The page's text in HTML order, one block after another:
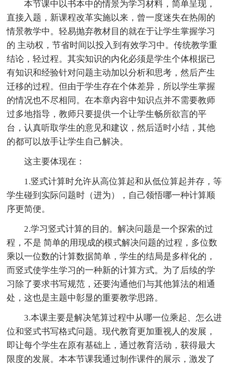
本节课中以书本中的情景为学习材料，简单呈现，
直接入题，新课程改革实施以来，曾一度迷失在热闹的
情景教学中。轻易抛弃教材目的就在于让学生掌握学习
的 主动权，节省时间以投入到有效学习中。传统教学重
结论，轻过程。其实知识的内化必须是学生个体根据已
有知识和经验针对问题主动加以分析和思考，然后产生
迁移的过程。但由于学生存在个体差异，所以学生掌握
的情况也不尽相同。在本章内容中知识点并不需要教师
过多地指导，教师只要提供一个让学生畅所欲言的平
台，认真听取学生的意见和建议，然后适时小结，其他
的都可以放手让学生自己解决。
这主要体现在：
1.竖式计算时允许从高位算起和从低位算起并存，等
学生碰到实际问题时（进为），自己领悟哪一种计算顺
序更简便。
2.学习竖式计算的目的。解决问题是一个探索的过
程，不是 简单的用现成的模式解决问题的过程，多位数
乘以一位数的计算数据简单，学生的结局是多样化的，
而竖式使学生学习的一种新的计算方式。为了后续的学
习除了要求书写规范，还要沟通他们与其他算法的相通
处，这也是主题中彰显的重要教学思路。
3.本课主要是解决笔算过程中从哪一位乘起、怎么进
位和竖式书写格式问题。现代教育更加重视人的发展，
即让每个学生在原有基础上，通过教育活动，获得最大
限度的发展。本本节课我通过制作课件的展示，激发了